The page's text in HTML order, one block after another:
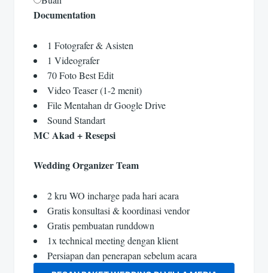
Documentation
1 Fotografer & Asisten
1 Videografer
70 Foto Best Edit
Video Teaser (1-2 menit)
File Mentahan dr Google Drive
Sound Standart
MC Akad + Resepsi
Wedding Organizer Team
2 kru WO incharge pada hari acara
Gratis konsultasi & koordinasi vendor
Gratis pembuatan runddown
1x technical meeting dengan klient
Persiapan dan penerapan sebelum acara